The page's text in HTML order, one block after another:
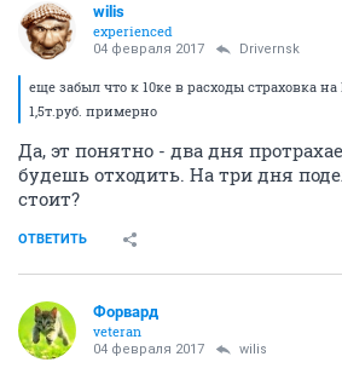
wilis
experienced
04 февраля 2017 Drivernsk
еще забыл что к 10ке в расходы страховка
1,5т.руб. примерно
Да, эт понятно - два дня
будешь отходить. На три дня
стоит?
ОТВЕТИТЬ
Форвард
veteran
04 февраля 2017 wilis